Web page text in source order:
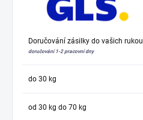
Doručování zásilky do vašich rukou
doručování 1-2 pracovní dny
do 30 kg
od 30 kg do 70 kg